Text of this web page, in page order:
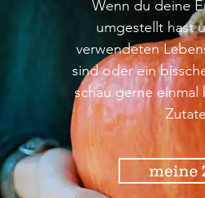
Wenn du deine
umgestellt hast
verwendeten
sind oder ein
schau gerne
meine